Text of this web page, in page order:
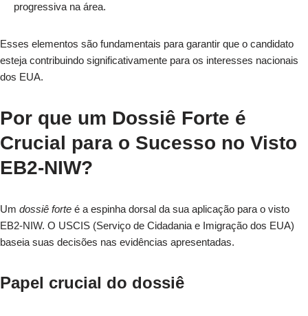
progressiva na área.
Esses elementos são fundamentais para garantir que o candidato
esteja contribuindo significativamente para os interesses nacionais
dos EUA.
Por que um Dossiê Forte é
Crucial para o Sucesso no Visto
EB2-NIW?
Um dossiê forte é a espinha dorsal da sua aplicação para o visto
EB2-NIW. O USCIS (Serviço de Cidadania e Imigração dos EUA)
baseia suas decisões nas evidências apresentadas.
Papel crucial do dossiê